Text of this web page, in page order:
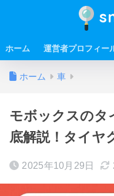
ホーム 運営者プロフィー
ホーム 車
モボックスのタ
底解説！タイヤ
2025年10月29日